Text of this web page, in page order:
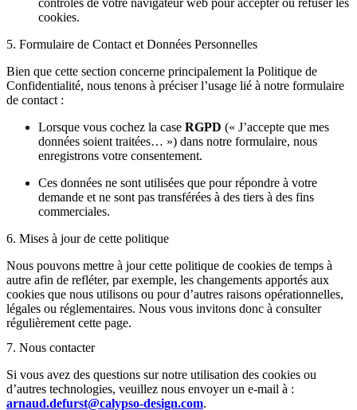
cookies.
5. Formulaire de Contact et Données Personnelles
Bien que cette section concerne principalement la Politique de
Confidentialité, nous tenons à préciser l’usage lié à notre formulaire
de contact :
Lorsque vous cochez la case RGPD (« J’accepte que mes
données soient traitées… ») dans notre formulaire, nous
enregistrons votre consentement.
Ces données ne sont utilisées que pour répondre à votre
demande et ne sont pas transférées à des tiers à des fins
commerciales.
6. Mises à jour de cette politique
Nous pouvons mettre à jour cette politique de cookies de temps à
autre afin de refléter, par exemple, les changements apportés aux
cookies que nous utilisons ou pour d’autres raisons opérationnelles,
légales ou réglementaires. Nous vous invitons donc à consulter
régulièrement cette page.
7. Nous contacter
Si vous avez des questions sur notre utilisation des cookies ou
d’autres technologies, veuillez nous envoyer un e-mail à :
arnaud.defurst@calypso-design.com.